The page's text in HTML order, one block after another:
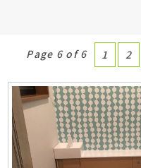
Page 6 of 6 1 2